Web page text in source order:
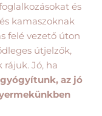
és
kamaszoknak
felé vezető úton
útjelzők,
Jó, ha
az jó